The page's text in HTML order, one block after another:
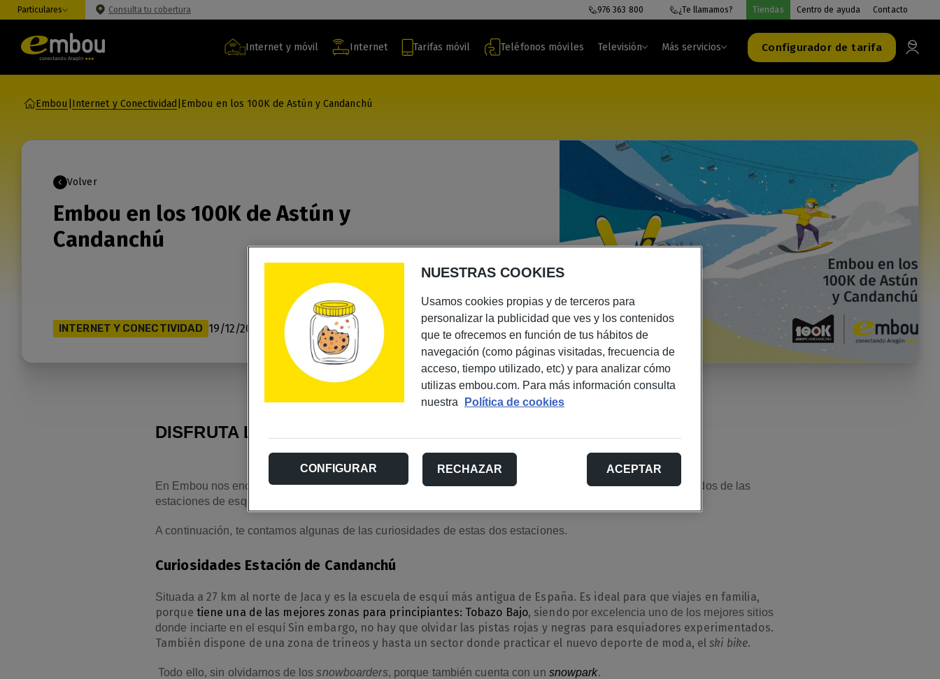
Particulares Consulta tu cobertura 976 363 800 ¿Te llamamos? Tiendas Centro de ayuda Contacto
Internet y móvil Internet Tarifas móvil Teléfonos móviles Televisión Más servicios Configurador de tarifa
Embou Internet y Conectividad Embou en los 100K de Astún y Candanchú
Volver
Embou en los 100K de Astún y
Candanchú
INTERNET Y CONECTIVIDAD 19/12/2022
DISFRUTA LA TEMPORADA DE ESQUI CON EMBOU
En Embou nos encanta la nieve y el deporte, tanto es así quesomos patrocinadores de Astún y Candanchú
, dos de las
estaciones de esquí del Valle de Aragón con más de 100km. ¿Las conoces?
A continuación, te contamos algunas de las curiosidades de estas dos estaciones.
Curiosidades Estación de Candanchú
Situada a 27 km al norte de Jaca y es la escuela de esquí más antigua de España. Es ideal para que viajes en familia,
porque tiene una de las mejores zonas para principiantes: Tobazo Bajo, siendopor excelencia uno de los mejores sitios
donde inciarte en el esquí Sin embargo, no hay que olvidar las pistas rojas y negras para esquiadores experimentados.
También dispone de una zona de trineos y hasta un sector donde practicar el nuevo deporte de moda, elski bike.
Todo ello, sin olvidarnos de lossnowboarders, porque también cuenta con un snowpark.
NUESTRAS COOKIES
Usamos cookies propias y de terceros para
personalizar la publicidad que ves y los contenidos
que te ofrecemos en función de tus hábitos de
navegación (como páginas visitadas, frecuencia de
acceso, tiempo utilizado, etc) y para analizar cómo
utilizas embou.com. Para más información consulta
nuestra
Política de cookies
RECHAZAR ACEPTAR
CONFIGURAR